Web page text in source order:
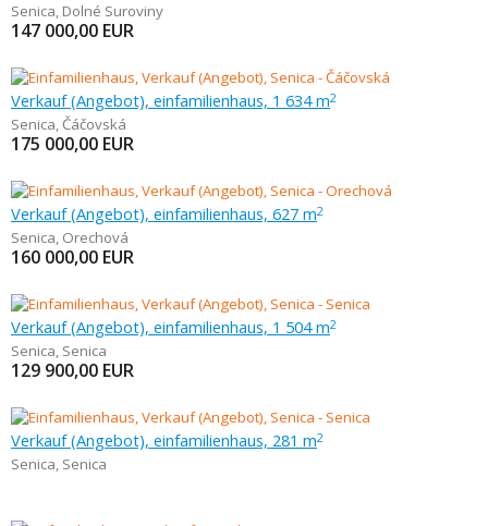
Senica, Dolné Suroviny
147 000,00 EUR
Verkauf (Angebot), einfamilienhaus, 1 634 m2
Senica, Čáčovská
175 000,00 EUR
Verkauf (Angebot), einfamilienhaus, 627 m2
Senica, Orechová
160 000,00 EUR
Verkauf (Angebot), einfamilienhaus, 1 504 m2
Senica, Senica
129 900,00 EUR
Verkauf (Angebot), einfamilienhaus, 281 m2
Senica, Senica